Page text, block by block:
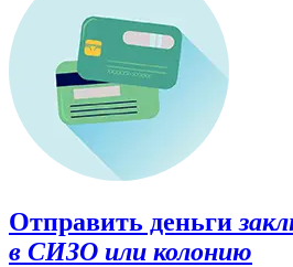
Отправить деньги
в СИЗО или колонию